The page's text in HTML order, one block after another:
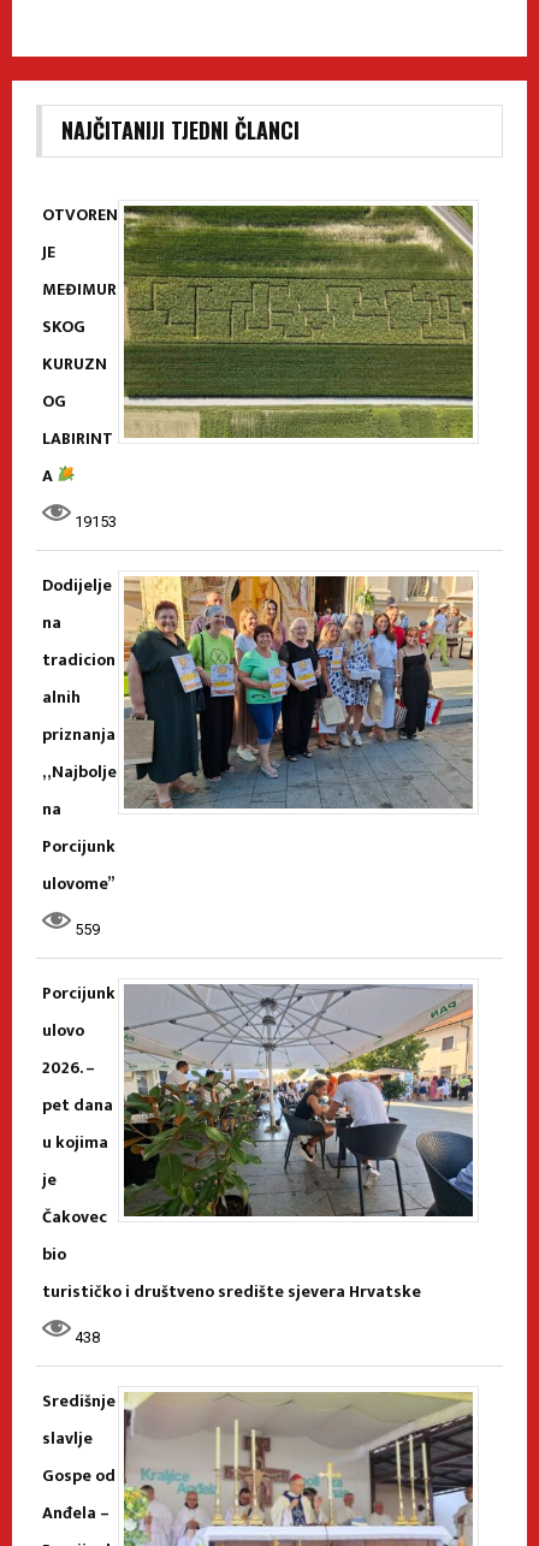
NAJČITANIJI TJEDNI ČLANCI
OTVOREN
JE
MEĐIMUR
SKOG
KURUZN
OG
LABIRINT
A
19153
Dodijelje
na
tradicion
alnih
priznanja
„Najbolje
na
Porcijunk
ulovome”
559
Porcijunk
ulovo
2026. –
pet dana
u kojima
je
Čakovec
bio
turističko i društveno središte sjevera Hrvatske
438
Središnje
slavlje
Gospe od
Anđela –